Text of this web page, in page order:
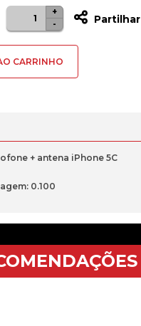
Quantidade
de
carga
-
+
Partilhar
CARRINHO
+ antena iPhone 5C
0.100